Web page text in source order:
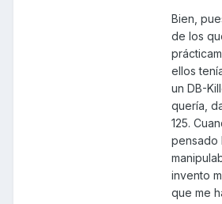
Bien,
de los
ellos
un DB-
quería,
125.
pensado
invento
que me